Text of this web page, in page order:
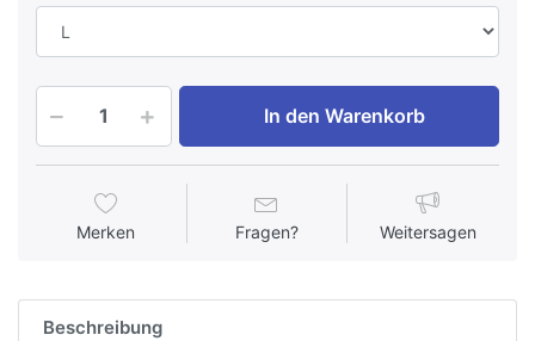
In den Warenkorb
Merken Fragen? Weitersagen
Beschreibung